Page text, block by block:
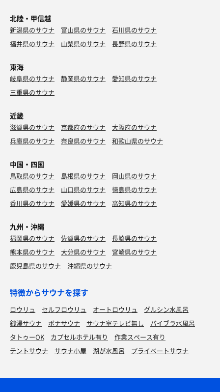
北陸・甲信越
新潟県のサウナ 富山県のサウナ
石川県のサウナ
福井県のサウナ
山梨県のサウナ 長野県のサウナ
東海
岐阜県のサウナ 静岡県のサウナ
愛知県のサウナ
三重県のサウナ
近畿
滋賀県のサウナ 京都府のサウナ
大阪府のサウナ
兵庫県のサウナ
奈良県のサウナ 和歌山県のサウナ
中国・四国
鳥取県のサウナ 島根県のサウナ
岡山県のサウナ
広島県のサウナ
山口県のサウナ
徳島県のサウナ
香川県のサウナ
愛媛県のサウナ 高知県のサウナ
九州・沖縄
福岡県のサウナ 佐賀県のサウナ
長崎県のサウナ
熊本県のサウナ
大分県のサウナ
宮崎県のサウナ
鹿児島県のサウナ
沖縄県のサウナ
特徴からサウナを探す
ロウリュ セルフロウリュ オートロウリュ
グルシン水風呂
銭湯サウナ
ボナサウナ サウナ室テレビ無し
バイブラ水風呂
タトゥーOK
カプセルホテル有り
作業スペース有り
テントサウナ
サウナ小屋 湖が水風呂 プライベートサウナ